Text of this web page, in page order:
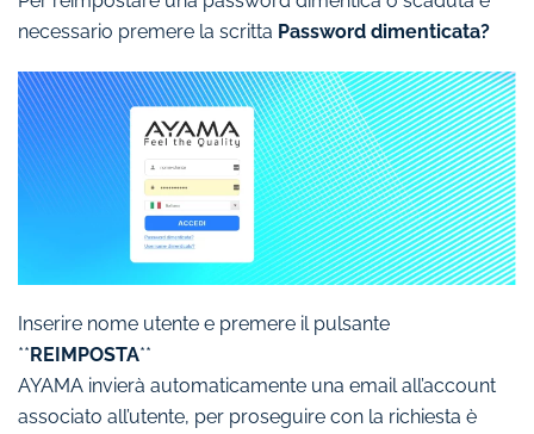
necessario premere la scritta Password dimenticata?
Inserire nome utente e premere il pulsante
**REIMPOSTA**
AYAMA invierà automaticamente una email all’account
associato all’utente, per proseguire con la richiesta è